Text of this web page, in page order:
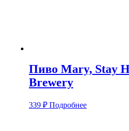
Пиво Mary, Stay
Brewery
339 ₽ Подробнее